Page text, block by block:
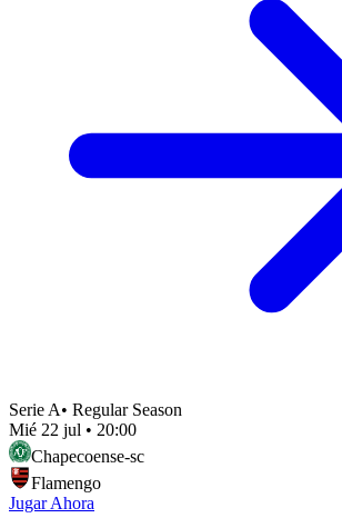
Serie A• Regular Season
Mié 22 jul • 20:00
Chapecoense-sc
Flamengo
Jugar Ahora